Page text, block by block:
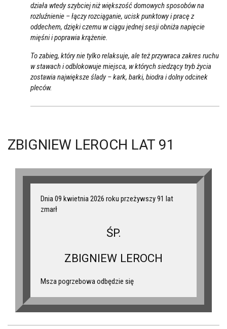
działa wtedy szybciej niż większość domowych sposobów na
rozluźnienie – łączy rozciąganie, ucisk punktowy i pracę z
oddechem, dzięki czemu w ciągu jednej sesji obniża napięcie
mięśni i poprawia krążenie.
To zabieg, który nie tylko relaksuje, ale też przywraca zakres ruchu
w stawach i odblokowuje miejsca, w których siedzący tryb życia
zostawia największe ślady – kark, barki, biodra i dolny odcinek
pleców.
ZBIGNIEW LEROCH LAT 91
Dnia 09 kwietnia 2026 roku przeżywszy 91 lat
zmarł
ŚP.
ZBIGNIEW LEROCH
Msza pogrzebowa odbędzie się